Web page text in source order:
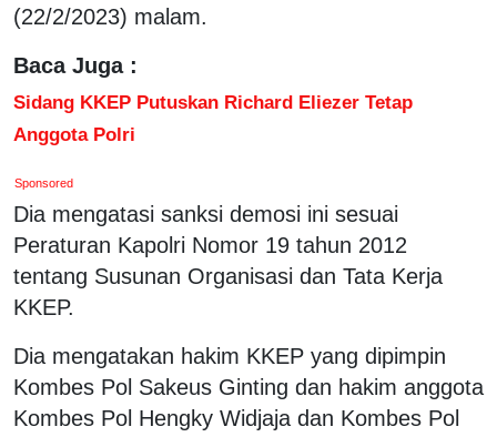
(22/2/2023) malam.
Baca Juga :
Sidang KKEP Putuskan Richard Eliezer Tetap
Anggota Polri
Sponsored
Dia mengatasi sanksi demosi ini sesuai
Peraturan Kapolri Nomor 19 tahun 2012
tentang Susunan Organisasi dan Tata Kerja
KKEP.
Dia mengatakan hakim KKEP yang dipimpin
Kombes Pol Sakeus Ginting dan hakim anggota
Kombes Pol Hengky Widjaja dan Kombes Pol